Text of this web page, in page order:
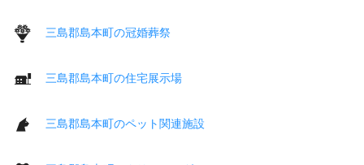
三島郡島本町の冠婚葬祭
三島郡島本町の住宅展示場
三島郡島本町のペット関連施設